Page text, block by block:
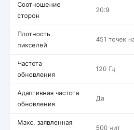
Соотношение
сторон
20:9
Плотность
пикселей
451 точек
Частота
обновления
120 Гц
Адаптивная частота
обновления
Да
Макс. заявленная
500 нит